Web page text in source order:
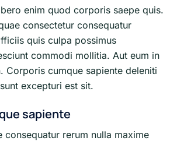
enim quod corporis saepe quis.
consectetur consequatur
quis culpa possimus
commodi mollitia. Aut eum in
Corporis cumque sapiente deleniti
excepturi est sit.
sapiente
consequatur rerum nulla maxime